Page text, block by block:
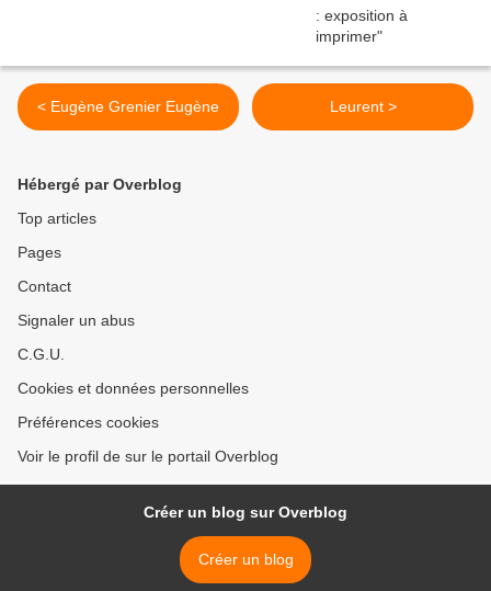
< Eugène Grenier Eugène Leurent >
Hébergé par Overblog
Top articles
Pages
Contact
Signaler un abus
C.G.U.
Cookies et données personnelles
Préférences cookies
Voir le profil de sur le portail Overblog
Créer un blog sur Overblog
Créer un blog